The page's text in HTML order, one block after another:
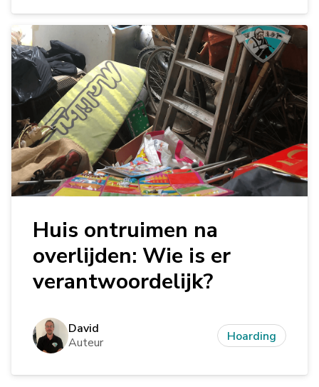
Huis ontruimen na
overlijden: Wie is er
verantwoordelijk?
David
Auteur
Hoarding